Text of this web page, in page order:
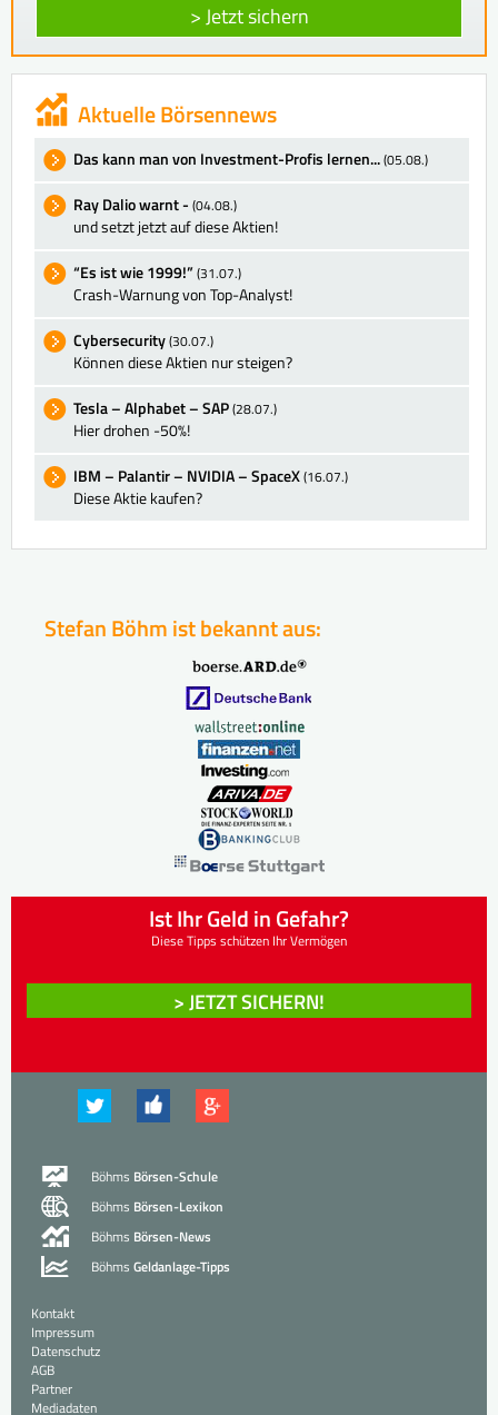
> Jetzt sichern
Aktuelle Börsennews
Das kann man von Investment-Profis lernen...(05.08.)
Ray Dalio warnt - (04.08.)
und setzt jetzt auf diese Aktien!
“Es ist wie 1999!”(31.07.)
Crash-Warnung von Top-Analyst!
Cybersecurity(30.07.)
Können diese Aktien nur steigen?
Tesla – Alphabet – SAP(28.07.)
Hier drohen -50%!
IBM – Palantir – NVIDIA – SpaceX(16.07.)
Diese Aktie kaufen?
Stefan Böhm ist bekannt aus:
Ist Ihr Geld in Gefahr?
Diese Tipps schützen Ihr Vermögen
> JETZT SICHERN!
Böhms Börsen-Schule
Böhms Börsen-Lexikon
Böhms Börsen-News
Böhms Geldanlage-Tipps
Kontakt
Impressum
Datenschutz
AGB
Partner
Mediadaten